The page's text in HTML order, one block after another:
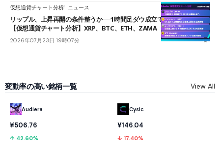
仮想通貨チャート分析 ニュース
リップル、上昇再開の条件整うか──1時間足ダウ成立で1.185ドルを狙う
【仮想通貨チャート分析】XRP、BTC、ETH、ZAMA
2026年07月23日 19時07分
変動率の高い銘柄一覧 View All
Audiera
¥506.76
↑ 42.60%
Cysic
¥146.04
↓ 17.40%